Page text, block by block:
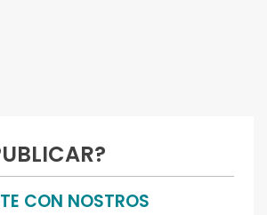
CON NOSTROS